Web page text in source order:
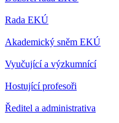
Rada EKÚ
Akademický sněm EKÚ
Vyučující a výzkumnící
Hostující profesoři
Ředitel a administrativa